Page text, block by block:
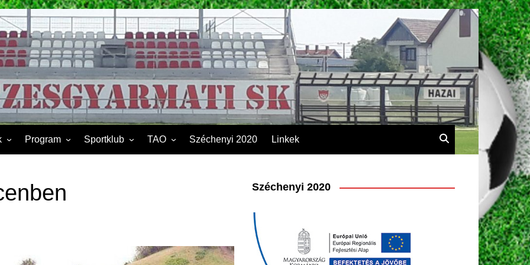
Program Sportklub TAO
2024
Széchenyi 2020 Linkek
Széchenyi 2020